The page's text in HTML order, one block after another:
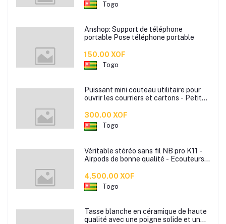
Togo
Anshop: Support de téléphone
portable Pose téléphone portable
150.00 XOF
Togo
Puissant mini couteau utilitaire pour
ouvrir les courriers et cartons - Petite
lame portable disponible en plusieurs
couleurs
300.00 XOF
Togo
Véritable stéréo sans fil NB pro K11 -
Airpods de bonne qualité - Ecouteurs
4,500.00 XOF
Togo
Tasse blanche en céramique de haute
qualité avec une poigne solide et un